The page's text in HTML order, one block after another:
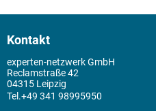
Kontakt
experten-netzwerk GmbH
Reclamstraße 42
04315 Leipzig
+49 341 98995950